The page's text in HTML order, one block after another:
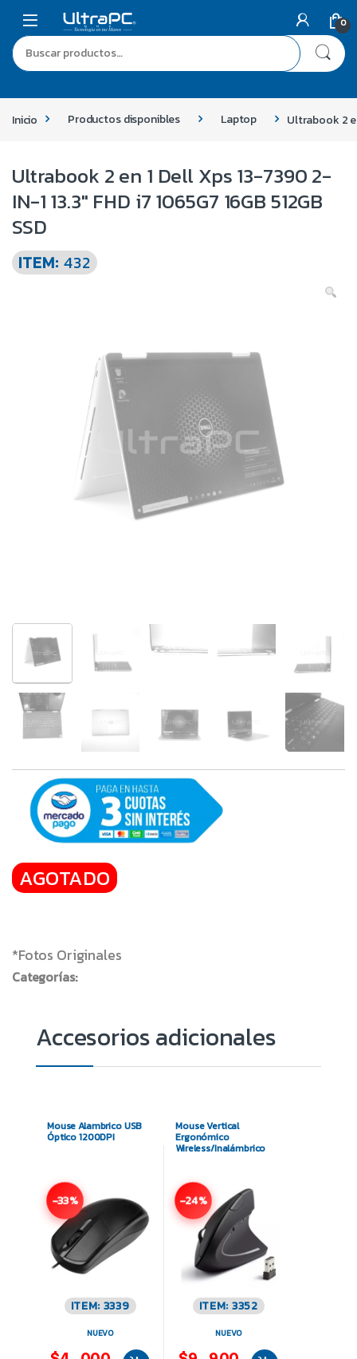
0
Inicio Productos disponibles Laptop Ultrabook 2
Ultrabook 2 en 1 Dell Xps 13-7390 2-
IN-1 13.3″ FHD i7 1065G7 16GB 512GB
SSD
ITEM: 432
AGOTADO
*Fotos Originales
Categorías:
Mouse Alambrico USB
Óptico 1200DPI
-33%
ITEM: 3339
NUEVO
Mouse Vertical
Ergonómico
Wireless/Inalámbrico
-24%
ITEM: 3352
NUEVO